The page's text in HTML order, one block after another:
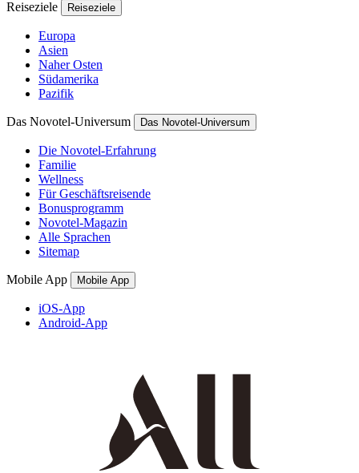
Reiseziele Reiseziele
Europa
Asien
Naher Osten
Südamerika
Pazifik
Das Novotel-Universum Das Novotel-Universum
Die Novotel-Erfahrung
Familie
Wellness
Für Geschäftsreisende
Bonusprogramm
Novotel-Magazin
Alle Sprachen
Sitemap
Mobile App Mobile App
iOS-App
Android-App